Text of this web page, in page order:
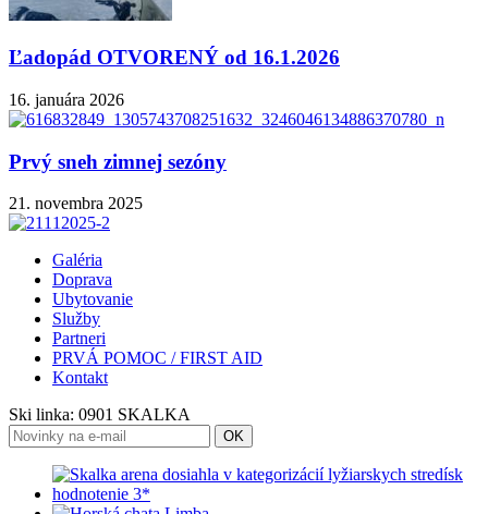
Ľadopád OTVORENÝ od 16.1.2026
16. januára 2026
Prvý sneh zimnej sezóny
21. novembra 2025
Galéria
Doprava
Ubytovanie
Služby
Partneri
PRVÁ POMOC / FIRST AID
Kontakt
Ski linka: 0901 SKALKA